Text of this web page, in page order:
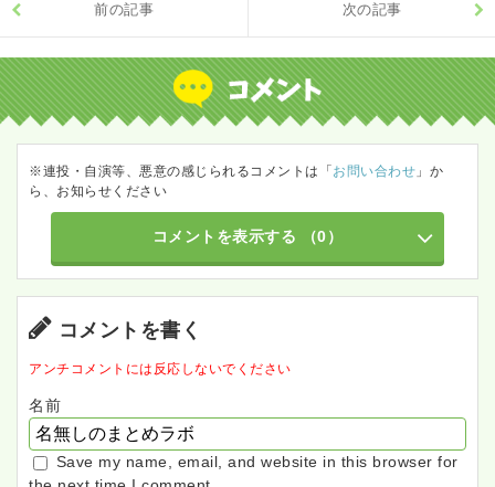
前の記事 次の記事
※連投・自演等、悪意の感じられるコメントは「 お問い合わせ 」か
ら、お知らせください
コメントを表示する （0）
コメントを書く
アンチコメントには反応しないでください
名前
Save my name, email, and website in this browser for